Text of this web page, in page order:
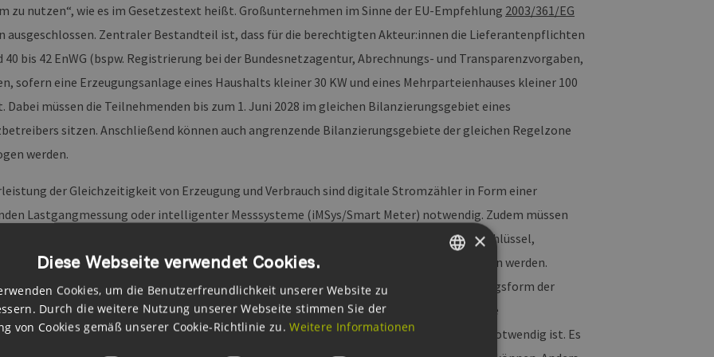
zu nutzen“, wie es im Gesetzestext heißt. Großunternehmen im Sinne der EU-Empfehlung 2003/361/EG
ausgeschlossen. Zentraler Bestandteil ist, dass für die berechtigten Akteur:innen die Lieferantenpflichten
40 bis 42 EnWG (bspw. Registrierung bei der Bundesnetzagentur, Abrechnungs- und Transparenzvorgaben,
sofern eine Erzeugungsanlage eines Haushalts kleiner 30 KW und eines Mehrparteienhauses kleiner 100
Dabei müssen die Teilnehmenden bis zum 1. Juni 2028 im gleichen Bilanzierungsgebiet eines
sitzen. Anschließend können auch angrenzende Bilanzierungsgebiete der gleichen Regelzone
werden.
der Gleichzeitigkeit von Erzeugung und Verbrauch sind digitale Stromzähler in Form einer
Lastgangmessung oder intelligenter Messsysteme (iMSys/Smart Meter) notwendig. Zudem müssen
zwischen den Teilnehmenden, einmal zur gemeinsamen Energienutzung (Aufteilungsschlüssel,
…) und einmal zur Stromlieferung (Vertragslaufzeit, Bedingungen, …) abgeschlossen werden.
Relevanz haben die Aufteilungsschlüssel, da diese die eindeutige Verteilung und Veräußerungsform der
definieren. Hierbei besteht, ähnlich zur gemeinschaftlichen Gebäudeversorgung, keine
für die Erzeuger:innen, sodass zusätzlich eine externe Reststrombelieferung notwendig ist. Es
×
Diese Webseite verwendet Cookies.
Cookies, um die Benutzerfreundlichkeit unserer Website zu
Durch die weitere Nutzung unserer Webseite stimmen Sie der
von Cookies gemäß unserer Cookie-Richtlinie zu. Weitere Informationen